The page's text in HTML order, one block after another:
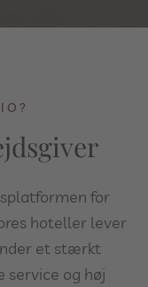
for
hoteller lever
et stærkt
service og høj